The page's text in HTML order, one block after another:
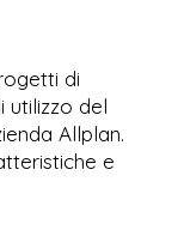
di
utilizzo del
Allplan.
e